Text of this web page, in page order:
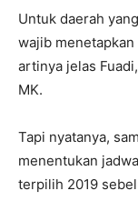
Untuk daerah
wajib
artinya jelas
MK.
Tapi nyatanya,
menentukan
terpilih 2019